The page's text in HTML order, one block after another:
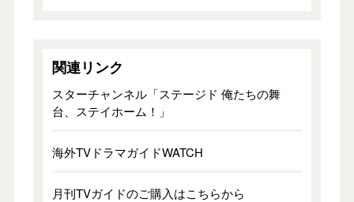
関連リンク
スターチャンネル「ステージド 俺たちの舞
台、ステイホーム！」
海外TVドラマガイドWATCH
月刊TVガイドのご購入はこちらから